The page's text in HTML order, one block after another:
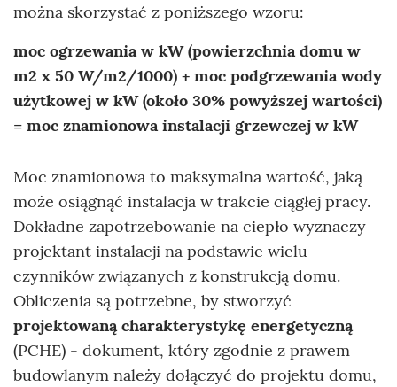
można skorzystać z poniższego wzoru:
moc ogrzewania w kW (powierzchnia domu w
m2 x 50 W/m2/1000) + moc podgrzewania wody
użytkowej w kW (około 30% powyższej wartości)
= moc znamionowa instalacji grzewczej w kW
Moc znamionowa to maksymalna wartość, jaką
może osiągnąć instalacja w trakcie ciągłej pracy.
Dokładne zapotrzebowanie na ciepło wyznaczy
projektant instalacji na podstawie wielu
czynników związanych z konstrukcją domu.
Obliczenia są potrzebne, by stworzyć
projektowaną charakterystykę energetyczną
(PCHE) - dokument, który zgodnie z prawem
budowlanym należy dołączyć do projektu domu,